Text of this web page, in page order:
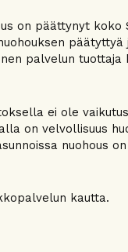
on päättynyt koko
päätyttyä
palvelun tuottaja
ei ole
on velvollisuus
nuohous
kautta.